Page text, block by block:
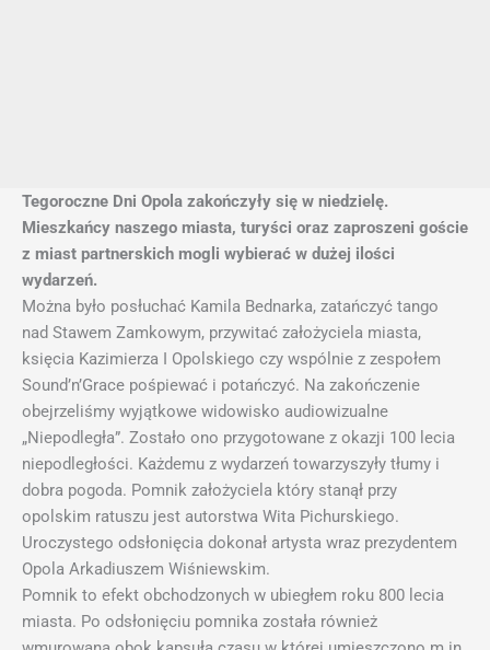
Tegoroczne Dni Opola zakończyły się w niedzielę.
Mieszkańcy naszego miasta, turyści oraz zaproszeni goście
z miast partnerskich mogli wybierać w dużej ilości
wydarzeń.
Można było posłuchać Kamila Bednarka, zatańczyć tango
nad Stawem Zamkowym, przywitać założyciela miasta,
księcia Kazimierza I Opolskiego czy wspólnie z zespołem
Sound’n’Grace pośpiewać i potańczyć. Na zakończenie
obejrzeliśmy wyjątkowe widowisko audiowizualne
„Niepodległa”. Zostało ono przygotowane z okazji 100 lecia
niepodległości. Każdemu z wydarzeń towarzyszyły tłumy i
dobra pogoda. Pomnik założyciela który stanął przy
opolskim ratuszu jest autorstwa Wita Pichurskiego.
Uroczystego odsłonięcia dokonał artysta wraz prezydentem
Opola Arkadiuszem Wiśniewskim.
Pomnik to efekt obchodzonych w ubiegłem roku 800 lecia
miasta. Po odsłonięciu pomnika została również